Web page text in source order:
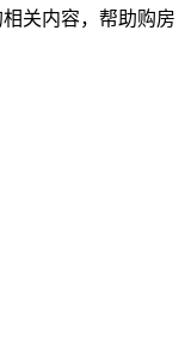
关内容，帮助购房